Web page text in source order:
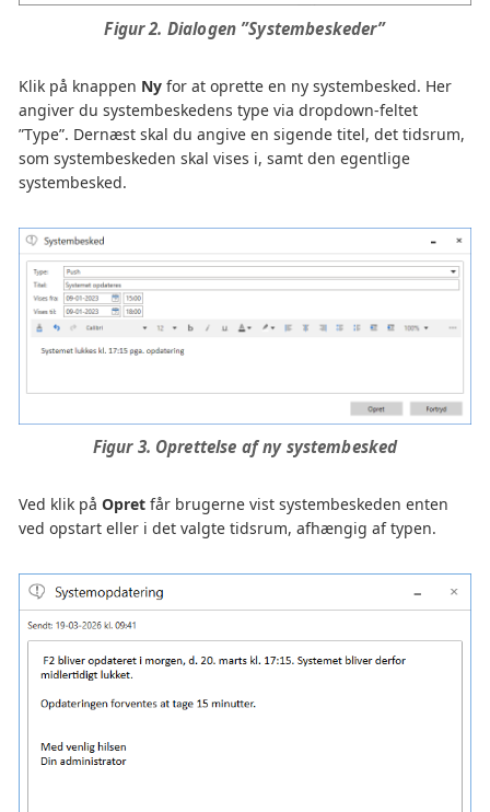
Figur 2. Dialogen ”Systembeskeder”
Klik på knappen Ny for at oprette en ny systembesked. Her
angiver du systembeskedens type via dropdown-feltet
”Type”. Dernæst skal du angive en sigende titel, det tidsrum,
som systembeskeden skal vises i, samt den egentlige
systembesked.
Figur 3. Oprettelse af ny systembesked
Ved klik på Opret får brugerne vist systembeskeden enten
ved opstart eller i det valgte tidsrum, afhængig af typen.